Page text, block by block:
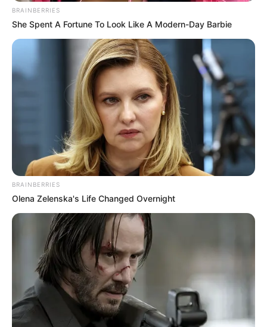
10 Inspirasi Desain
Undangan Minimalis,
Tetap Keren Meski Low
Minimalis yang Sederhana
& Elegan
Simple hingga Unik, 10
Desain Tempat Lilin
dengan Berbagai Bentuk
Biar Gak Monoton, 10
Desain Kalender untuk
Kegiatan Sehari-Hari
BRAINBERRIES
She Spent A Fortune To Look Like A Modern-Day Barbie
BRAINBERRIES
Olena Zelenska's Life Changed Overnight